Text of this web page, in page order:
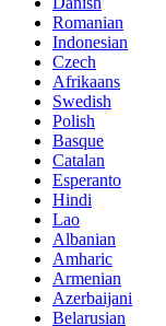
Romanian
Indonesian
Czech
Afrikaans
Swedish
Polish
Basque
Catalan
Esperanto
Hindi
Lao
Albanian
Amharic
Armenian
Azerbaijani
Belarusian